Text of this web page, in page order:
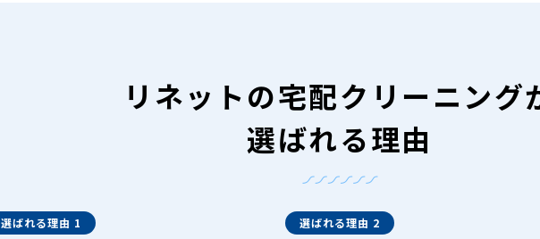
リネットの宅配クリーニング
選ばれる理由
選ばれる理由 1 選ばれる理由 2